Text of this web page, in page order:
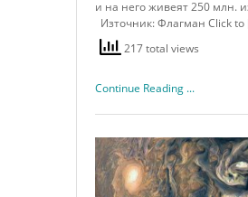
и на него живеят 250 млн.
Източник: Флагман Click
217 total views
Continue Reading ...